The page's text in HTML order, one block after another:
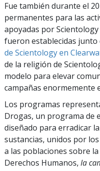
Fue también durante el
permanentes para las
apoyadas por
fueron establecidas junto
de Scientology en
de la religión de
modelo para elevar
campañas enormemente
Los programas
Drogas, un programa de
diseñado para erradicar
sustancias, unidos por
a las poblaciones sobre
Derechos Humanos, la